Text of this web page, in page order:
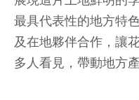
最具代表性的地方特
及在地夥伴合作，讓
多人看見，帶動地方產